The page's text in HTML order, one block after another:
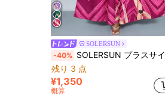
SOLERSUN
-40% SOLERSUN プラスサイズ レディース ノースリーブ フローラル柄 ウエスト伸縮 マキシワンピース 夏のバカンスや日常着に
残り 3 点
¥1,350
概算